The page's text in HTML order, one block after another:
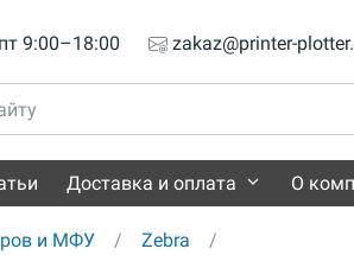
9:00–18:00 zakaz@printer-
Доставка и оплата О
и МФУ Zebra